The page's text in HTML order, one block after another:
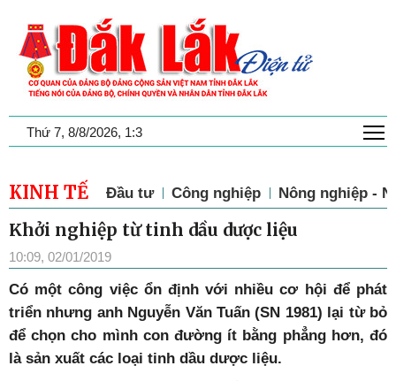
Thứ 7, 8/8/2026, 1:3
KINH TẾ Đầu tư Công nghiệp Nông nghiệp -
Khởi nghiệp từ tinh dầu dược liệu
10:09, 02/01/2019
Có một công việc ổn định với nhiều cơ hội để phát
triển nhưng anh Nguyễn Văn Tuấn (SN 1981) lại từ bỏ
để chọn cho mình con đường ít bằng phẳng hơn, đó
là sản xuất các loại tinh dầu dược liệu.